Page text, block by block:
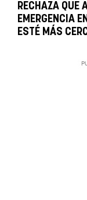
RECHAZA QUE
EMERGENCIA
ESTÉ MÁS